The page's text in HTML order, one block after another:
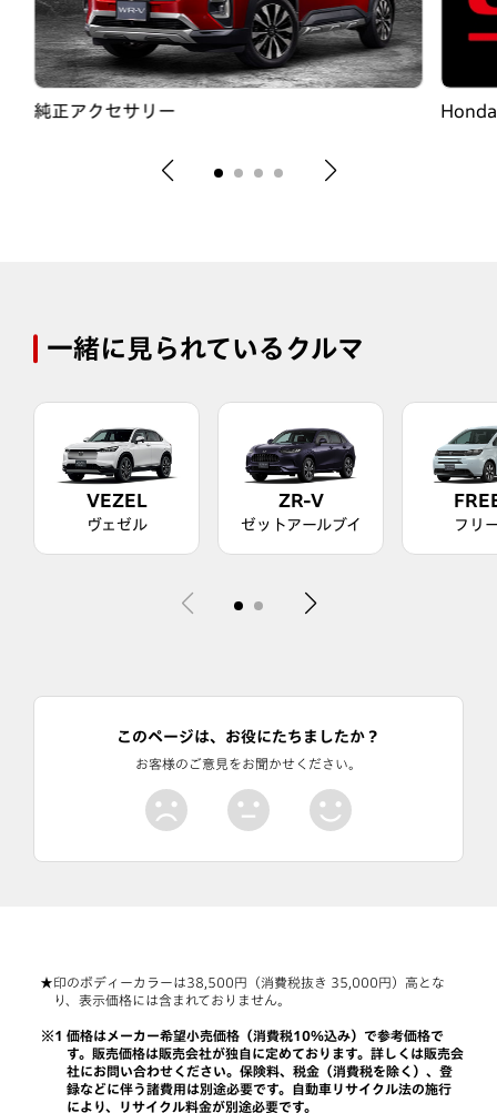
純正アクセサリー
一緒に見られているクルマ
VEZEL
ヴェゼル
ZR-V
ゼットアールブイ フリ
このページは、お役にたちましたか？
お客様のご意見をお聞かせください。
印のボディーカラーは38,500円（消費税抜き 35,000円）高とな
り、表示価格には含まれておりません。
価格はメーカー希望小売価格（消費税10％込み）で参考価格で
す。販売価格は販売会社が独自に定めております。詳しくは販売会
社にお問い合わせください。保険料、税金（消費税を除く）、登
録などに伴う諸費用は別途必要です。自動車リサイクル法の施行
により、リサイクル料金が別途必要です。